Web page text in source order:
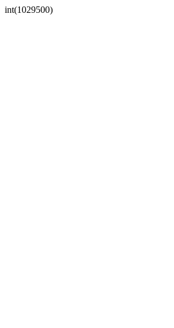
int(1029500)